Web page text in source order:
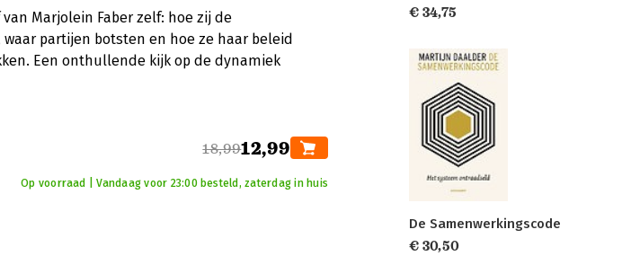
Marjolein Faber zelf: hoe zij de
partijen botsten en hoe ze haar beleid
Een onthullende kijk op de dynamiek
18,9912,99
Op voorraad | Vandaag voor 23:00 besteld, zaterdag in huis
€ 34,75
De Samenwerkingscode
€ 30,50